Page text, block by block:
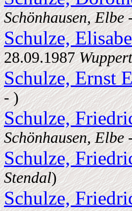
Schönhausen, Elbe
Schulze,
28.09.1987
Schulze, Ernst
- )
Schulze,
Schönhausen, Elbe
Schulze,
Stendal)
Schulze,